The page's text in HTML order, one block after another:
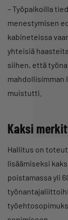
– Työpaikoilla
menestymisen
kabineteissa
yhteisiä
siihen, että
mahdollisimman
muistutti.
Kaksi
Hallitus on
lisäämiseksi
poistamassa yli